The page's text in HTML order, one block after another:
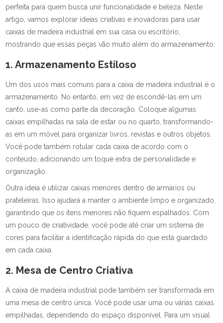
perfeita para quem busca unir funcionalidade e beleza. Neste
artigo, vamos explorar ideias criativas e inovadoras para usar
caixas de madeira industrial em sua casa ou escritório,
mostrando que essas peças vão muito além do armazenamento.
1. Armazenamento Estiloso
Um dos usos mais comuns para a caixa de madeira industrial é o
armazenamento. No entanto, em vez de escondê-las em um
canto, use-as como parte da decoração. Coloque algumas
caixas empilhadas na sala de estar ou no quarto, transformando-
as em um móvel para organizar livros, revistas e outros objetos.
Você pode também rotular cada caixa de acordo com o
conteúdo, adicionando um toque extra de personalidade e
organização.
Outra ideia é utilizar caixas menores dentro de armários ou
prateleiras. Isso ajudará a manter o ambiente limpo e organizado,
garantindo que os itens menores não fiquem espalhados. Com
um pouco de criatividade, você pode até criar um sistema de
cores para facilitar a identificação rápida do que está guardado
em cada caixa.
2. Mesa de Centro Criativa
A caixa de madeira industrial pode também ser transformada em
uma mesa de centro única. Você pode usar uma ou várias caixas
empilhadas, dependendo do espaço disponível. Para um visual